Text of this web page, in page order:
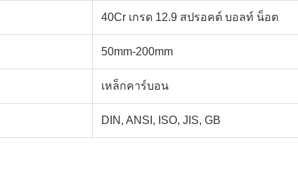
40Cr เกรด 12.9 สปรอคต์ บอลท์ น็อต
50mm-200mm
เหล็กคาร์บอน
DIN, ANSI, ISO, JIS, GB